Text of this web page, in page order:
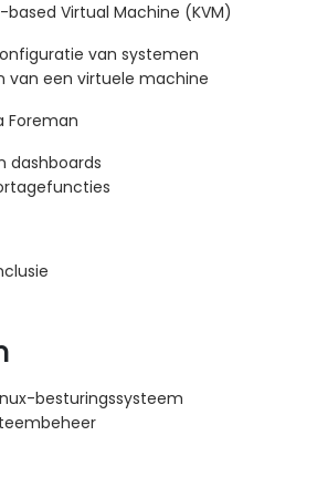
Virtual Machine (KVM)
van systemen
van een virtuele machine
Foreman
dashboards
besturingssysteem